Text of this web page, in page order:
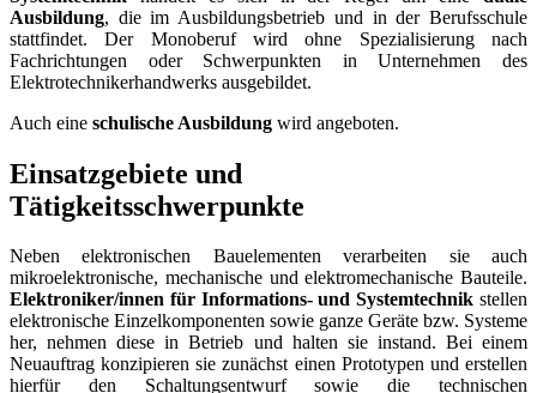
Ausbildung, die im Ausbildungsbetrieb und in der Berufsschule
stattfindet. Der Monoberuf wird ohne Spezialisierung nach
Fachrichtungen oder Schwerpunkten in Unternehmen des
Elektrotechnikerhandwerks ausgebildet.
Auch eine schulische Ausbildung wird angeboten.
Einsatzgebiete und
Tätigkeitsschwerpunkte
Neben elektronischen Bauelementen verarbeiten sie auch
mikroelektronische, mechanische und elektromechanische Bauteile.
Elektroniker/innen für Informations- und Systemtechnik stellen
elektronische Einzelkomponenten sowie ganze Geräte bzw. Systeme
her, nehmen diese in Betrieb und halten sie instand. Bei einem
Neuauftrag konzipieren sie zunächst einen Prototypen und erstellen
hierfür den Schaltungsentwurf sowie die technischen